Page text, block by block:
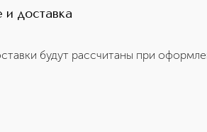
и доставка
будут рассчитаны при